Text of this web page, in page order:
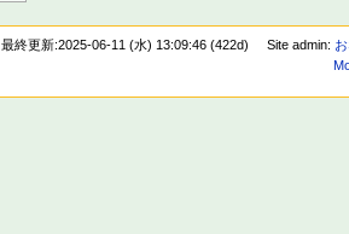
最終更新:2025-06-11 (水) 13:09:46 (422d) Site admin: